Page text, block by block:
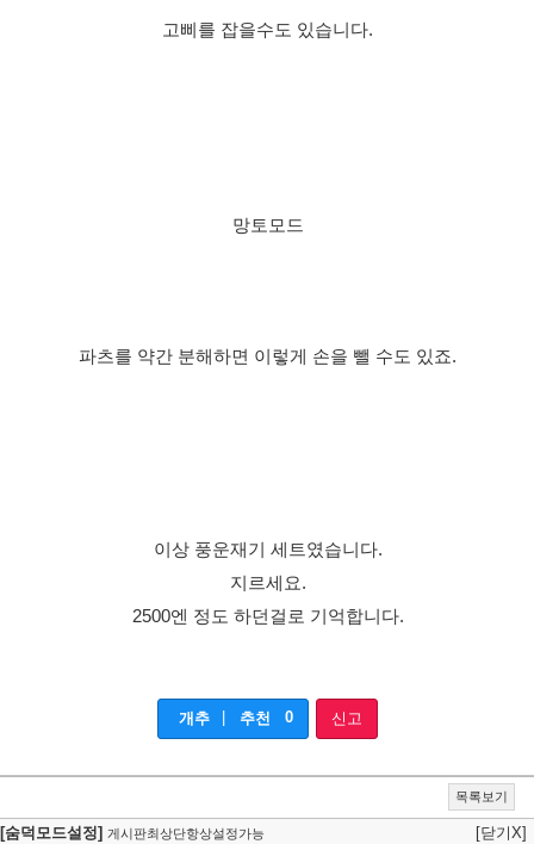
고삐를 잡을수도 있습니다.
망토모드
파츠를 약간 분해하면 이렇게 손을 뺄 수도 있죠.
이상 풍운재기 세트였습니다.
지르세요.
2500엔 정도 하던걸로 기억합니다.
개추 추천 0 신고
목록보기
[숨덕모드설정] 게시판최상단항상설정가능 [닫기X]